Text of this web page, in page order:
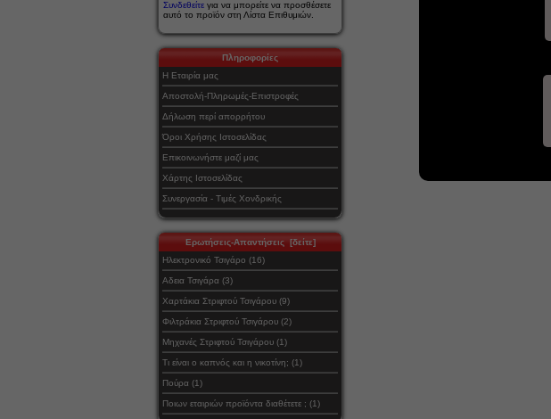
Συνδεθείτε για να μπορείτε να προσθέσετε
αυτό το προϊόν στη Λίστα Επιθυμιών.
Πληροφορίες
Η Εταιρία μας
Αποστολή-Πληρωμές-Επιστροφές
Δήλωση περί απορρήτου
Όροι Χρήσης Ιστοσελίδας
Επικοινωνήστε μαζί μας
Χάρτης Ιστοσελίδας
Συνεργασία - Τιμές Χονδρικής
Ερωτήσεις-Απαντήσεις [δείτε]
Ηλεκτρονικό Τσιγάρο (16)
Αδεια Τσιγάρα (3)
Χαρτάκια Στριφτού Τσιγάρου (9)
Φιλτράκια Στριφτού Τσιγάρου (2)
Μηχανές Στριφτού Τσιγάρου (1)
Τι είναι ο καπνός και η νικοτίνη; (1)
Πούρα (1)
Ποιων εταιριών προϊόντα διαθέτετε ; (1)